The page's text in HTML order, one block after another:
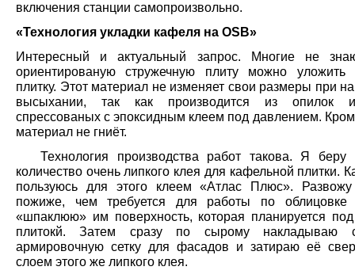
включения станции самопроизвольно.
«Технология укладки кафеля на OSB»
Интересный и актуальный запрос. Многие не
ориентированую стружечную плиту можно уложить
плитку. Этот материал не изменяет свои размеры при
высыхании, так как производится из опилок
спрессованых с эпоксидным клеем под давлением.
материал не гниёт.
Технология производства работ такова. Я беру
количество очень липкого клея для кафельной плитки.
пользуюсь для этого клеем «Атлас Плюс».
пожиже, чем требуется для работы по облицовке
«шпаклюю» им поверхность, которая планируется
плитокй. Затем сразу по сырому накладываю
армировочную сетку для фасадов и затираю её
слоем этого же липкого клея.